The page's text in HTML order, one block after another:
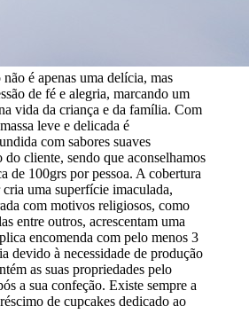
é apenas uma delícia, mas
de fé e alegria, marcando um
vida da criança e da família. Com
leve e delicada é
com sabores suaves
do cliente, sendo que aconselhamos
de 100grs por pessoa. A cobertura
cria uma superfície imaculada,
com motivos religiosos, como
entre outros, acrescentam uma
encomenda com pelo menos 3
devido à necessidade de produção
as suas propriedades pelo
a sua confeção. Existe sempre a
de cupcakes dedicado ao